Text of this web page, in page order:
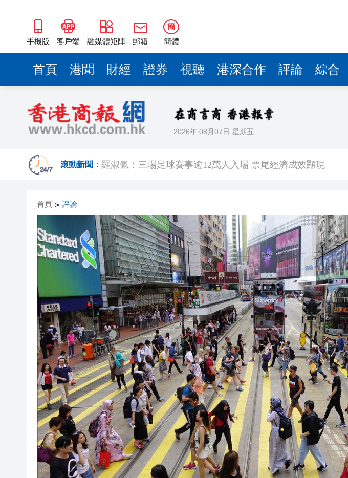
手機版 客戶端 融媒體矩陣 郵箱
簡
簡體
首頁 港聞 財經 證券 視聽 港深合作 評論 綜合
2026年 08月07日 星期五
滾動新聞： 羅淑佩：三場足球賽事逾12萬人入場 票尾經濟成效顯現
叔」黎彼得
入境處反非法勞工行動拘12人
社署籲市民提防偽冒社署通訊程式賬戶
李家超：鼓勵保險業開發跨境產品 便利灣區居民
車路士主帥星將粉嶺揮桿 為香港行畫圓滿句號
首頁 > 評論